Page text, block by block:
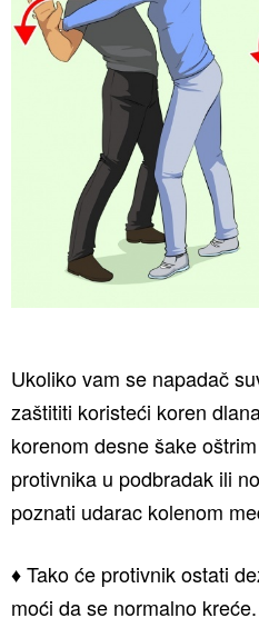
Ukoliko vam se napadač
zaštititi koristeći koren
korenom desne šake
protivnika u podbradak ili
poznati udarac kolenom
♦ Tako će protivnik ostati
moći da se normalno kreće.